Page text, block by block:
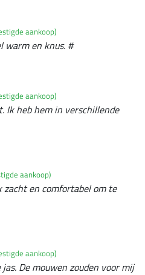
aankoop)
warm en knus. #
aankoop)
Ik heb hem in verschillende
aankoop)
zacht en comfortabel om te
aankoop)
De mouwen zouden voor mij